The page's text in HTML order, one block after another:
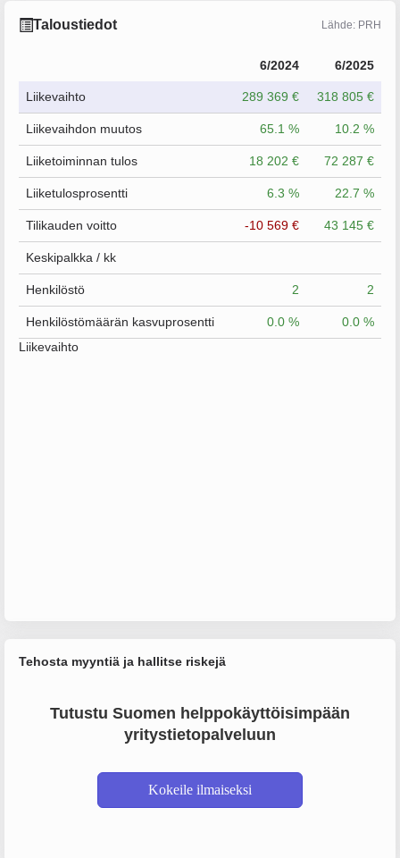
Taloustiedot Lähde: PRH
6/2024 6/2025
Liikevaihto 289 369 € 318 805 €
Liikevaihdon muutos 65.1 % 10.2 %
Liiketoiminnan tulos 18 202 € 72 287 €
Liiketulosprosentti 6.3 % 22.7 %
Tilikauden voitto -10 569 € 43 145 €
Keskipalkka / kk
Henkilöstö 2 2
Henkilöstömäärän kasvuprosentti 0.0 %
0.0 %
Liikevaihto
Tehosta myyntiä ja hallitse riskejä
Tutustu Suomen helppokäyttöisimpään
yritystietopalveluun
Kokeile ilmaiseksi